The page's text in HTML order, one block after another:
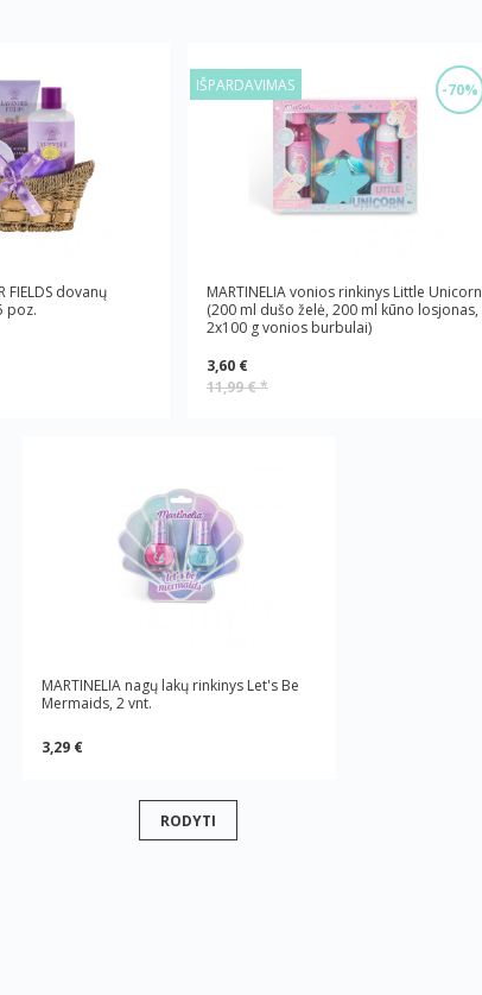
FIELDS dovanų
poz.
-70%
IŠPARDAVIMAS
MARTINELIA vonios rinkinys Little Unicorn
(200 ml dušo želė, 200 ml kūno losjonas,
2x100 g vonios burbulai)
3,60 €
11,99 €*
MARTINELIA nagų lakų rinkinys Let's Be
Mermaids, 2 vnt.
3,29 €
RODYTI